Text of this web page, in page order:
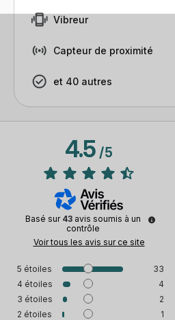
Vibreur
Capteur de proximité
et 40 autres
4.5/5
Basé sur 43 avis soumis à un
contrôle
Voir tous les avis sur ce site
5 étoiles
33
4 étoiles
4
3 étoiles
2
2 étoiles
1